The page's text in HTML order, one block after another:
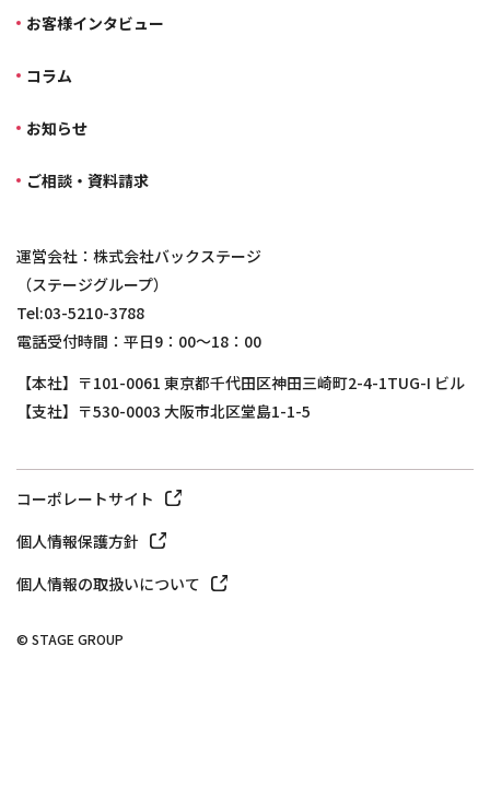
お客様インタビュー
コラム
お知らせ
ご相談・資料請求
運営会社：株式会社バックステージ
（ステージグループ）
Tel:03-5210-3788
電話受付時間：平日9：00～18：00
【本社】〒101-0061 東京都千代田区神田三崎町2-4-1TUG-I ビル
【支社】〒530-0003 大阪市北区堂島1-1-5
コーポレートサイト
個人情報保護方針
個人情報の取扱いについて
© STAGE GROUP